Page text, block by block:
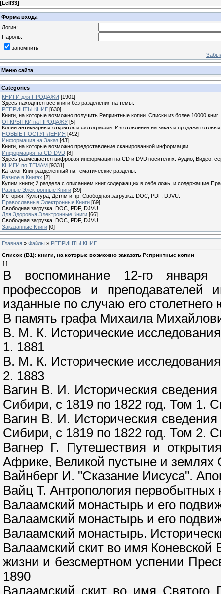
[Lell33]
Форма входа
Логин:
Пароль:
запомнить
Меню сайта
Categories
КНИГИ для ПРОДАЖИ [1901]
Здесь находятся все книги без разделения на темы.
РЕПРИНТЫ КНИГ [630]
Книги, на которые возможно получить Репринтные копии. Списки из более 10000 книг.
ОТКРЫТКИ на ПРОДАЖУ [5]
Копии антикварных открыток и фотографий. Изготовление на заказ и продажа
НОВЫЕ ПОСТУПЛЕНИЯ [492]
Информация на Заказ [43]
Книги, на которые возможно предоставление сканированной информации.
Информация на CD-DVD [8]
Здесь размещается цифровая информация на CD и DVD носителях: Аудио, Видео,
КНИГИ по ТЕМАМ [9331]
Каталог Книг разделенный на тематические разделы.
Разное в Книгах [2]
Купим книги; 2 раздела с описанием книг содержащих в себе ложь, и содержащие
Разные Электронные Книги [39]
История, Культура, Детям и пр. Свободная загрузка. DOC, PDF, DJVU.
Православные Электронные Книги [69]
Свободная загрузка. DOC, PDF, DJVU.
Для Здоровья Электронные Книги [66]
Свободная загрузка. DOC, PDF, DJVU.
Заказанные Книги [0]
Главная » Файлы » РЕПРИНТЫ КНИГ
Список (В1): книги, на которые возможно заказать Репринтные копии
[ ]
В воспоминание 12-го января
профессоров и преподавателей
изданные по случаю его
В память графа Михаила
В. М. К. Исторические
1. 1881
В. М. К. Исторические
2. 1883
Вагин В. И. Историческия
Сибири, с 1819 по 1822 год. Том 1.
Вагин В. И. Историческия
Сибири, с 1819 по 1822 год. Том 2.
Вагнер Г. Путешествия и
Африке, Великой пустыне и землях
Вайнберг И. "Сказание Иисуса".
Вайц Т. Антропология
Валаамский монастырь и его
Валаамский монастырь и его
Валаамский монастырь.
Валаамский скит во имя Коневской
жизни и безсмертном успении
1890
Валаамский скит во имя Святого